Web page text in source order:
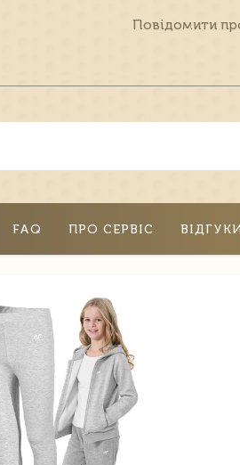
Повідомити
FAQ ПРО СЕРВІС